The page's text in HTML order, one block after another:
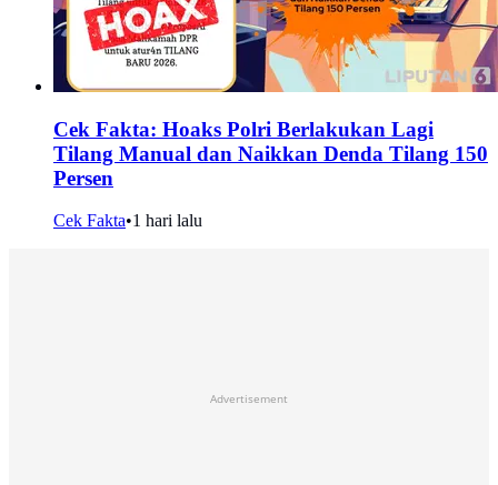
Cek Fakta: Hoaks Polri Berlakukan Lagi
Tilang Manual dan Naikkan Denda Tilang 150
Persen
Cek Fakta•1 hari lalu
Advertisement